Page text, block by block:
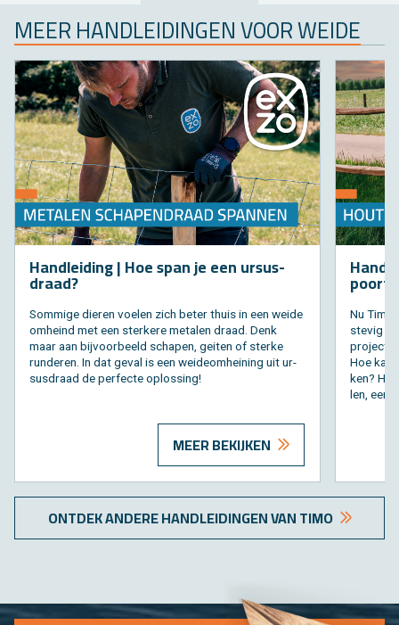
MEER HAND­LEI­DIN­GEN VOOR WEIDE
Hand­lei­ding | Hoe span je een ur­sus­
draad?
Som­mi­ge die­ren voe­len zich beter thuis in een weide
om­heind met een ster­ke­re me­ta­len draad. Denk
maar aan bij­voor­beeld scha­pen, gei­ten of ster­ke
run­de­ren. In dat geval is een wei­deom­hei­ning uit ur­
sus­draad de per­fec­te op­los­sing!
MEER BEKIJKEN
poort
Nu Timo
ste­vig
pro­ject
Hoe kan
ken?
len, een
ONT­DEK AN­DE­RE HAND­LEI­DIN­GEN VAN TIMO